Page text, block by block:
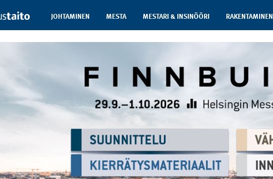
JOHTAMINEN MESTA MESTARI & INSINÖÖRI RAKENTAMINEN